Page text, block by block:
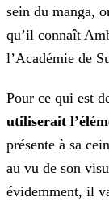
sein du manga,
qu’il connaît
l’Académie de
Pour ce qui est
utiliserait
présente à sa
au vu de son
évidemment, il